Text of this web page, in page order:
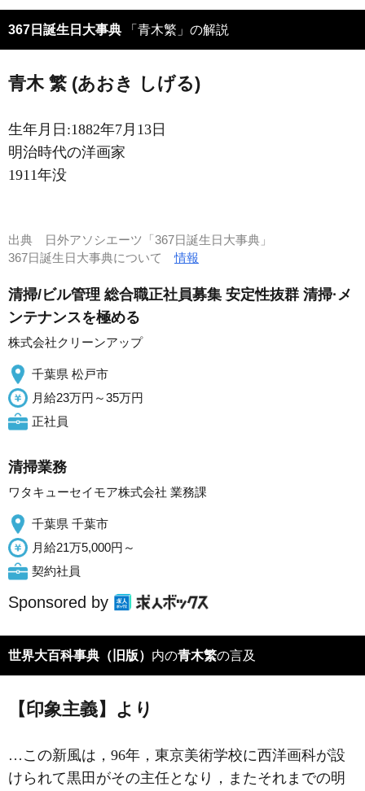
367日誕生日大事典 「青木繁」の解説
青木 繁 (あおき しげる)
生年月日:1882年7月13日
明治時代の洋画家
1911年没
出典
日外アソシエーツ「367日誕生日大事典」
367日誕生日大事典について情報
清掃/ビル管理 総合職正社員募集 安定性抜群 清掃·メ
ンテナンスを極める
株式会社クリーンアップ
千葉県 松戸市
月給23万円～35万円
正社員
清掃業務
ワタキューセイモア株式会社 業務課
千葉県 千葉市
月給21万5,000円～
契約社員
Sponsored by
世界大百科事典（旧版） 内の青木繁の言及
【印象主義】より
…この新風は，96年，東京美術学校に西洋画科が設
けられて黒田がその主任となり，またそれまでの明